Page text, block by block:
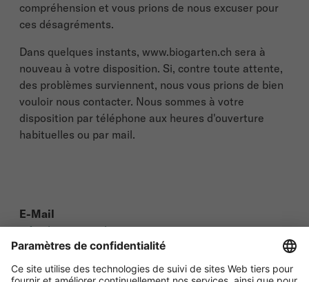
compréhension et vous prions de nous excuser pour
ces désagréments.
Dans quelques instants, www.biogarten.ch sera à
nouveau à votre disposition. Si, contre toute attente,
des problèmes surviennent, nous vous prions de bien
vouloir nous contacter. Nous sommes à votre
disposition par téléphone aux heures d'ouverture
habituelles ou par mail.
E-Mail
info@biogarten.ch